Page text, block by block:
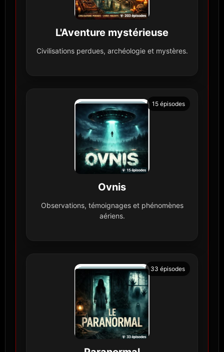
L'Aventure mystérieuse
Civilisations perdues, archéologie et mystères.
15 épisodes
Ovnis
Observations, témoignages et phénomènes
aériens.
33 épisodes